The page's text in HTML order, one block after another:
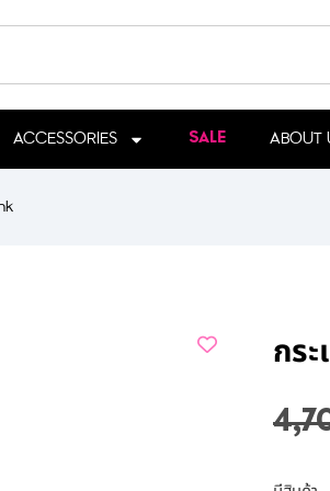
ACCESSORIES SALE ABOUT
กระ